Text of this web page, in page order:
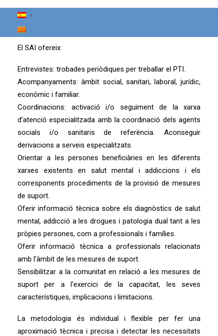
acompanyament a familiars, així com, orientació i
informació a professionals de la xarxa d’atenció.
El SAI ofereix:
Entrevistes: trobades periòdiques per treballar el PTI.
Acompanyaments: àmbit social, sanitari, laboral, jurídic,
econòmic i familiar.
Coordinacions: activació i/o seguiment de la xarxa
d’atenció especialitzada amb la coordinació dels agents
socials i/o sanitaris de referència. Aconseguir
derivacions a serveis especialitzats.
Orientar a les persones beneficiàries en les diferents
xarxes existents en salut mental i addiccions i els
corresponents procediments de la provisió de mesures
de suport.
Oferir informació tècnica sobre els diagnòstics de salut
mental, addicció a les drogues i patologia dual tant a les
pròpies persones, com a professionals i famílies.
Oferir informació tècnica a professionals relacionats
amb l’àmbit de les mesures de suport.
Sensibilitzar a la comunitat en relació a les mesures de
suport per a l’exercici de la capacitat, les seves
característiques, implicacions i limitacions.
La metodologia és individual i flexible per fer una
aproximació tècnica i precisa i detectar les necessitats